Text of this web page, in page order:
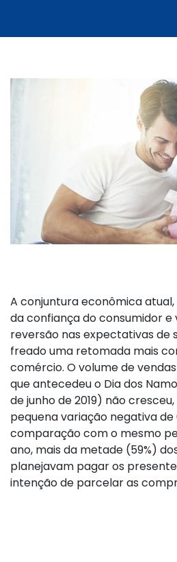
A conjuntura econômica
da confiança do consumidor
reversão nas expectativas de
freado uma retomada mais
comércio. O volume de
que antecedeu o Dia dos
de junho de 2019) não
pequena variação negativa de
comparação com o mesmo
ano, mais da metade (59%)
planejavam pagar os
intenção de parcelar as